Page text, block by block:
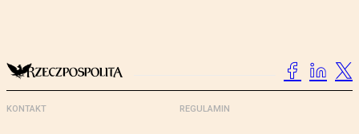
KONTAKT REGULAMIN